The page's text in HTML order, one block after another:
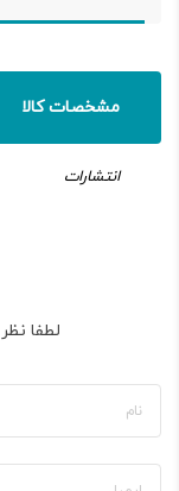
مشخصات کالا
انتشارات
لطفا